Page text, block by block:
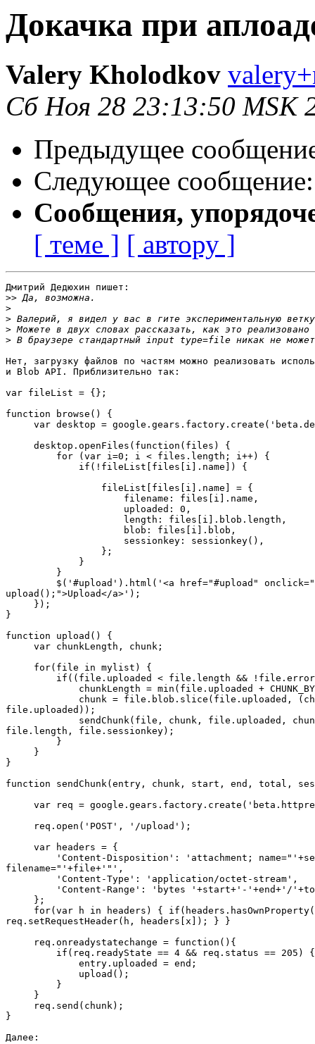
Докачка при
Valery Kholodkov
Сб Ноя 28 23:13:50 MSK
Предыдущее
Следующее
Сообщения,
[ теме ] [ автору ]
Дмитрий Дедюхин пишет:
>>
>
>
>
>
Нет, загрузку файлов по частям можно реализовать
и Blob API. Приблизительно так:
var fileList = {};
function browse() {
var desktop =
     desktop.openFiles(function(files) {
         for (var i=0; i < files.length; i++) {
             if(!fileList[files[i].name]) {
                 fileList[files[i].name] = {
                     filename: files[i].name,
                     uploaded: 0,
                     length: files[i].blob.length,
                     blob: files[i].blob,
                     sessionkey: sessionkey(),
                 };
             }
         }
$('#upload').html('<a href="#upload"
upload();">Upload</a>');
     });
}
function upload() {
     var chunkLength, chunk;
     for(file in mylist) {
if((file.uploaded < file.length &&
chunkLength = min(file.uploaded +
chunk = file.blob.slice(file.uploaded,
file.uploaded));
sendChunk(file, chunk, file.uploaded,
file.length, file.sessionkey);
         }
     }
}
function sendChunk(entry, chunk, start, end, total,
var req =
     req.open('POST', '/upload');
     var headers = {
'Content-Disposition': 'attachment;
filename="'+file+'"',
         'Content-Type': 'application/octet-stream',
'Content-Range': 'bytes '+start+'-'+end+'/
     };
for(var h in headers) {
req.setRequestHeader(h, headers[x]); } }
     req.onreadystatechange = function(){
         if(req.readyState == 4 && req.status == 205) {
             entry.uploaded = end;
             upload();
         }
     }
     req.send(chunk);
}
Далее: